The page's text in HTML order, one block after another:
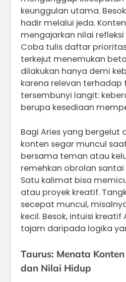
keunggulan utama.
hadir melalui jeda.
mengajarkan nilai
Coba tulis daftar
terkejut menemukan
dilakukan hanya demi
karena relevan terhadap
tersembunyi langit:
berupa kesediaan
Bagi Aries yang bergelut
konten segar muncul
bersama teman atau
remehkan obrolan
Satu kalimat bisa
atau proyek kreatif.
secepat muncul,
kecil. Besok, intuisi
tajam daripada logika
Taurus: Menata
dan Nilai Hidup